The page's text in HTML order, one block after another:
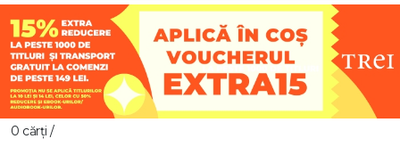
0 cărți /